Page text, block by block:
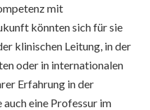
mit
könnten sich für sie
klinischen Leitung, in der
oder in internationalen
Erfahrung in der
eine Professur im